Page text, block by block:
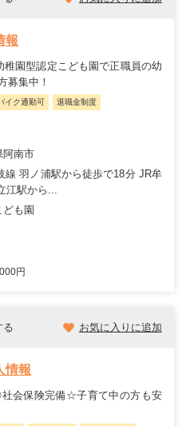
報
園型認定こども園で正職員の幼
募集中！
イク通勤可 退職金制度
阿南市
線 羽ノ浦駅から徒歩で18分 JR牟
江駅から...
ども園
円
る お気に入りに追加
情報
会保険完備☆子育て中の方も安